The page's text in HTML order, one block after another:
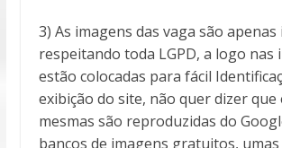
3) As imagens das vaga são
respeitando toda LGPD, a logo nas
estão colocadas para fácil
exibição do site, não quer dizer que
mesmas são reproduzidas do
bancos de imagens gratuitos, umas